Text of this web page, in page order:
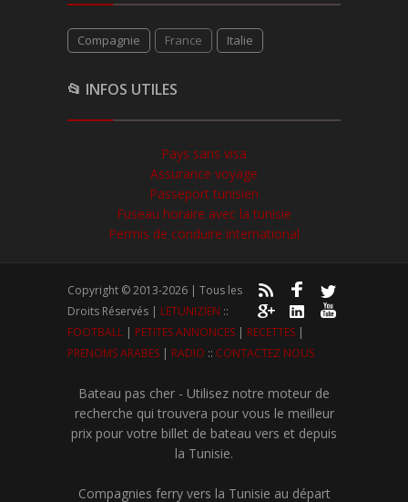
Compagnie France Italie
📂 INFOS UTILES
Pays sans visa
Assurance voyage
Passeport tunisien
Fuseau horaire avec la tunisie
Permis de conduire international
Copyright © 2013-2026 | Tous les
Droits Réservés | LETUNIZIEN ::
FOOTBALL | PETITES ANNONCES | RECETTES |
PRENOMS ARABES | RADIO :: CONTACTEZ NOUS
Bateau pas cher - Utilisez notre moteur de
recherche qui trouvera pour vous le meilleur
prix pour votre billet de bateau vers et depuis
la Tunisie.
Compagnies ferry vers la Tunisie au départ